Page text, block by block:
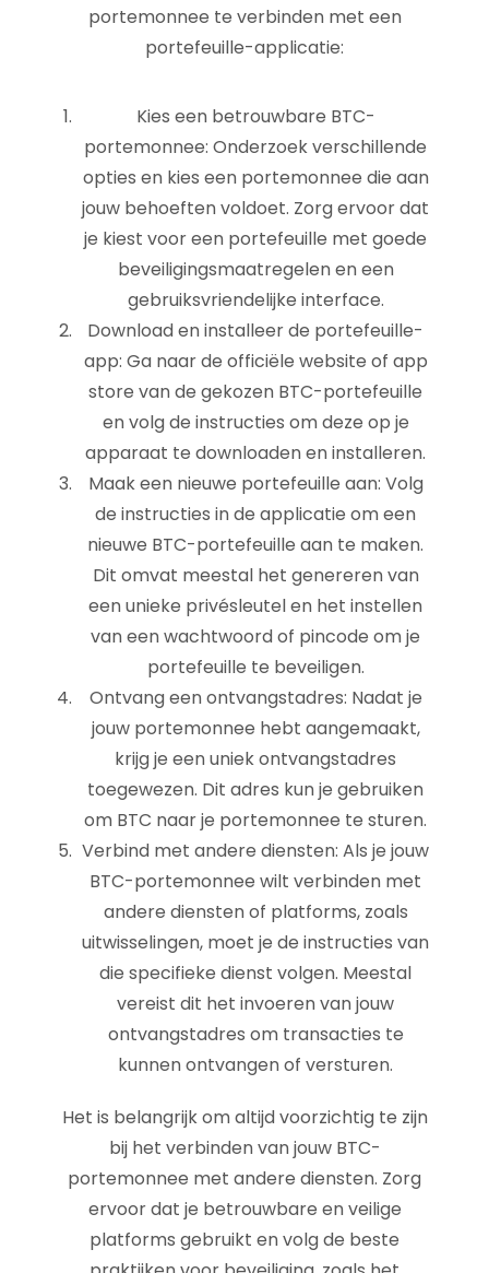
portemonnee te verbinden met een
portefeuille-applicatie:
Kies een betrouwbare BTC-
portemonnee: Onderzoek verschillende
opties en kies een portemonnee die aan
jouw behoeften voldoet. Zorg ervoor dat
je kiest voor een portefeuille met goede
beveiligingsmaatregelen en een
gebruiksvriendelijke interface.
Download en installeer de portefeuille-
app: Ga naar de officiële website of app
store van de gekozen BTC-portefeuille
en volg de instructies om deze op je
apparaat te downloaden en installeren.
Maak een nieuwe portefeuille aan: Volg
de instructies in de applicatie om een
nieuwe BTC-portefeuille aan te maken.
Dit omvat meestal het genereren van
een unieke privésleutel en het instellen
van een wachtwoord of pincode om je
portefeuille te beveiligen.
Ontvang een ontvangstadres: Nadat je
jouw portemonnee hebt aangemaakt,
krijg je een uniek ontvangstadres
toegewezen. Dit adres kun je gebruiken
om BTC naar je portemonnee te sturen.
Verbind met andere diensten: Als je jouw
BTC-portemonnee wilt verbinden met
andere diensten of platforms, zoals
uitwisselingen, moet je de instructies van
die specifieke dienst volgen. Meestal
vereist dit het invoeren van jouw
ontvangstadres om transacties te
kunnen ontvangen of versturen.
Het is belangrijk om altijd voorzichtig te zijn
bij het verbinden van jouw BTC-
portemonnee met andere diensten. Zorg
ervoor dat je betrouwbare en veilige
platforms gebruikt en volg de beste